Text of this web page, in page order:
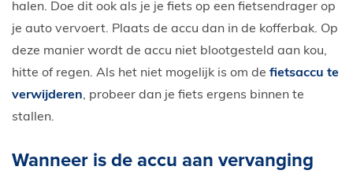
halen. Doe dit ook als je je fiets op een fietsendrager op
je auto vervoert. Plaats de accu dan in de kofferbak. Op
deze manier wordt de accu niet blootgesteld aan kou,
hitte of regen. Als het niet mogelijk is om de fietsaccu te
verwijderen, probeer dan je fiets ergens binnen te
stallen.
Wanneer is de accu aan vervanging